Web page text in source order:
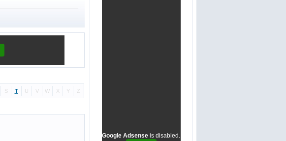
S T U V W X Y Z
Google Adsense is disabled.